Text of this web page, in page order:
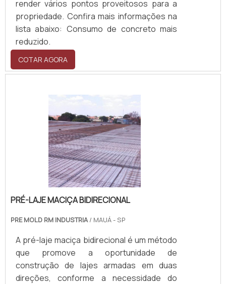
render vários pontos proveitosos para a
propriedade. Confira mais informações na
lista abaixo: Consumo de concreto mais
reduzido.
COTAR AGORA
PRÉ-LAJE MACIÇA BIDIRECIONAL
PRE MOLD RM INDUSTRIA / MAUÁ - SP
A pré-laje maciça bidirecional é um método
que promove a oportunidade de
construção de lajes armadas em duas
direções, conforme a necessidade do